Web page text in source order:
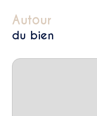
autour
du bien